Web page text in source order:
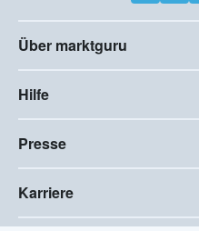
Über marktguru
Hilfe
Presse
Karriere